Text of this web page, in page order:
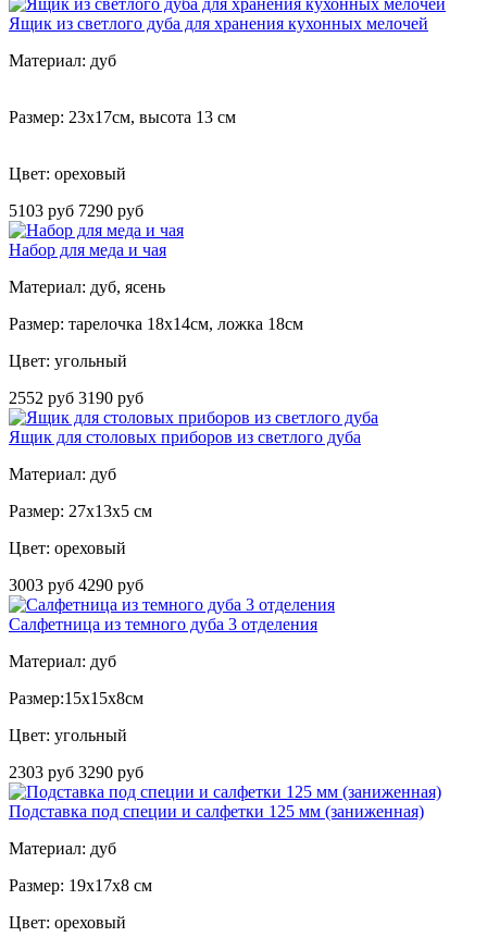
Ящик из светлого дуба для хранения кухонных мелочей
Материал: дуб
Размер: 23х17см, высота 13 см
Цвет: ореховый
5103 руб 7290 руб
Набор для меда и чая
Материал: дуб, ясень
Размер: тарелочка 18х14см, ложка 18см
Цвет: угольный
2552 руб 3190 руб
Ящик для столовых приборов из светлого дуба
Материал: дуб
Размер: 27x13x5 см
Цвет: ореховый
3003 руб 4290 руб
Салфетница из темного дуба 3 отделения
Материал: дуб
Размер:15х15х8см
Цвет: угольный
2303 руб 3290 руб
Подставка под специи и салфетки 125 мм (заниженная)
Материал: дуб
Размер: 19х17х8 см
Цвет: ореховый